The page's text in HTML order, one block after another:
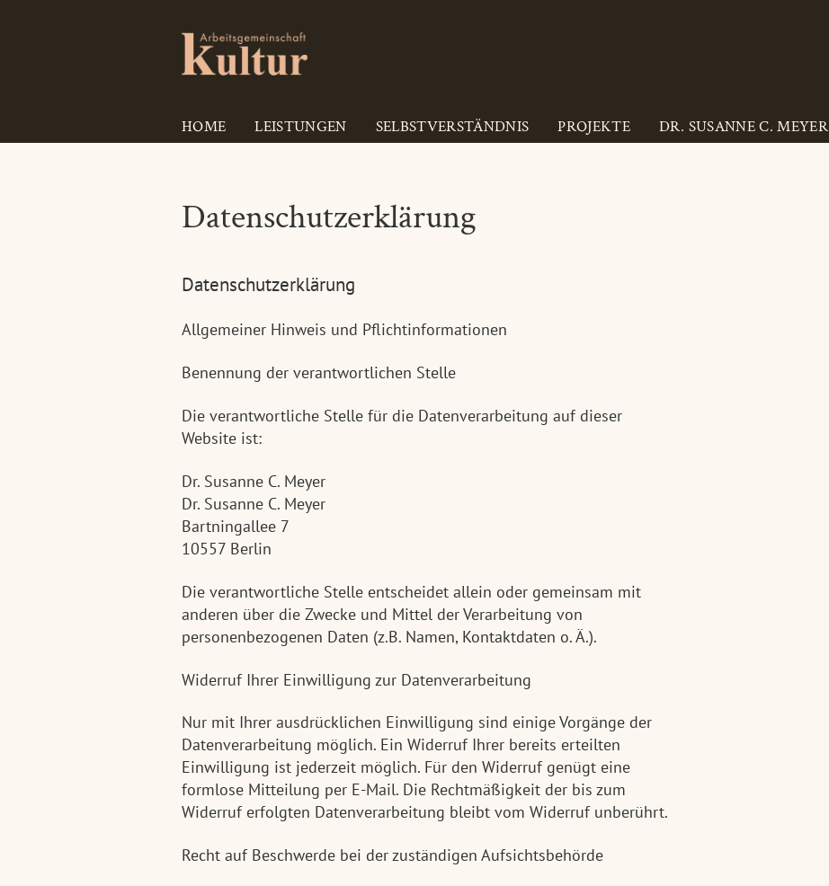
HOME LEISTUNGEN SELBSTVERSTÄNDNIS PROJEKTE DR. SUSANNE C. MEYER
Datenschutzerklärung
Datenschutzerklärung
Allgemeiner Hinweis und Pflichtinformationen
Benennung der verantwortlichen Stelle
Die verantwortliche Stelle für die Datenverarbeitung auf dieser
Website ist:
Dr. Susanne C. Meyer
Dr. Susanne C. Meyer
Bartningallee 7
10557 Berlin
Die verantwortliche Stelle entscheidet allein oder gemeinsam mit
anderen über die Zwecke und Mittel der Verarbeitung von
personenbezogenen Daten (z.B. Namen, Kontaktdaten o. Ä.).
Widerruf Ihrer Einwilligung zur Datenverarbeitung
Nur mit Ihrer ausdrücklichen Einwilligung sind einige Vorgänge der
Datenverarbeitung möglich. Ein Widerruf Ihrer bereits erteilten
Einwilligung ist jederzeit möglich. Für den Widerruf genügt eine
formlose Mitteilung per E-Mail. Die Rechtmäßigkeit der bis zum
Widerruf erfolgten Datenverarbeitung bleibt vom Widerruf unberührt.
Recht auf Beschwerde bei der zuständigen Aufsichtsbehörde